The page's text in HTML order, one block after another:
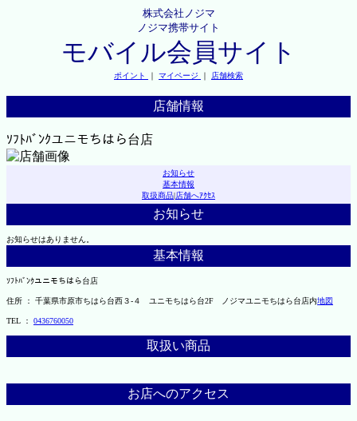
株式会社ノジマ
ノジマ携帯サイト
モバイル会員サイト
ポイント ｜ マイページ ｜ 店舗検索
店舗情報
ｿﾌﾄﾊﾞﾝｸユニモちはら台店
お知らせ
基本情報
取扱商品|店舗へｱｸｾｽ
お知らせ
お知らせはありません。
基本情報
ｿﾌﾄﾊﾞﾝｸユニモちはら台店
住所 ： 千葉県市原市ちはら台西３-４ ユニモちはら台2F ノジマユニモちはら台店内地図
TEL ： 0436760050
取扱い商品
お店へのアクセス